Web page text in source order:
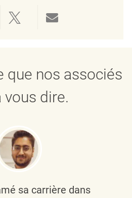
via Facebook
Partager via twitter
que nos associés
vous dire.
sa carrière dans